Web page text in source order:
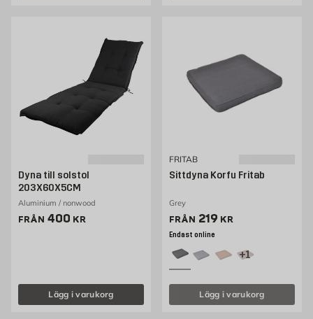
Dyna till solstol
203X60X5CM
Aluminium / nonwood
FRÅN Pris 400 kr
400 KR
Lägg i varukorg
FRITAB
Sittdyna Korfu Fritab
Grey
FRÅN Pris 219 kr
219 KR
Endast online
+1
Lägg i varukorg